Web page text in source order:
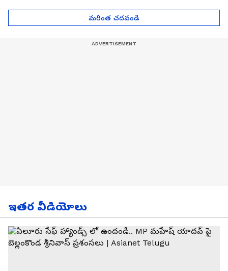
మరింత చదవండి
ఇతర వీడియోలు